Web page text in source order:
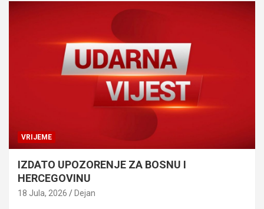
VRIJEME
IZDATO UPOZORENJE ZA BOSNU I
HERCEGOVINU
18 Jula, 2026 Dejan